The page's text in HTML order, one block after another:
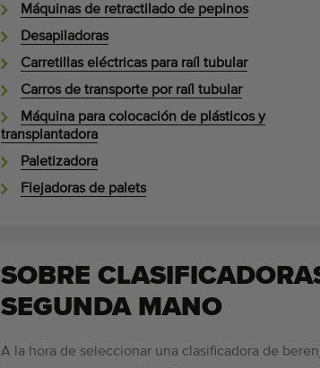
Máquinas de retractilado de pepinos
Desapiladoras
Carretillas eléctricas para raíl tubular
Carros de transporte por raíl tubular
Máquina para colocación de plásticos y
transplantadora
Paletizadora
Flejadoras de palets
SOBRE
SEGUNDA MANO
A la hora de seleccionar una clasificadora de